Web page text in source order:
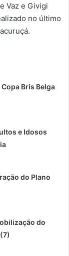
Vaz e Givigi
no último
Bris Belga
e Idosos
do Plano
do